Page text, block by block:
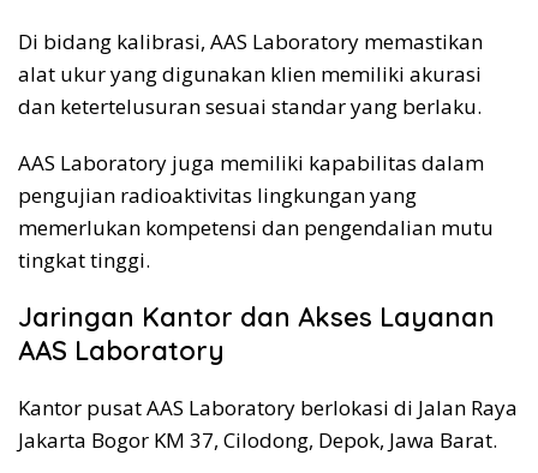
Di bidang kalibrasi, AAS Laboratory memastikan
alat ukur yang digunakan klien memiliki akurasi
dan ketertelusuran sesuai standar yang berlaku.
AAS Laboratory juga memiliki kapabilitas dalam
pengujian radioaktivitas lingkungan yang
memerlukan kompetensi dan pengendalian mutu
tingkat tinggi.
Jaringan Kantor dan Akses Layanan
AAS Laboratory
Kantor pusat AAS Laboratory berlokasi di Jalan Raya
Jakarta Bogor KM 37, Cilodong, Depok, Jawa Barat.